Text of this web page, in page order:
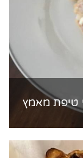
טיפת מאמץ